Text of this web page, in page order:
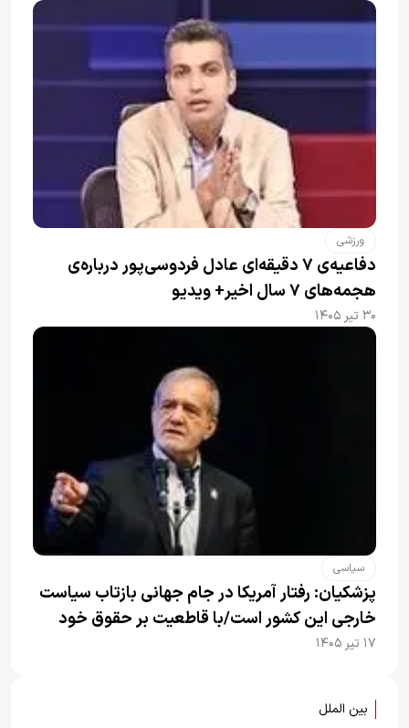
ورزشی
دفاعیه‌ی ۷ دقیقه‌ای عادل فردوسی‌پور درباره‌ی
هجمه‌های ۷ سال اخیر+ ویدیو
۳۰ تیر ۱۴۰۵
سیاسی
پزشکیان: رفتار آمریکا در جام جهانی بازتاب سیاست
خارجی این کشور است/با قاطعیت بر حقوق خود
ایستاده‌ایم
۱۷ تیر ۱۴۰۵
بین الملل